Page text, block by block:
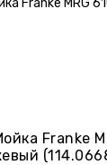
Franke